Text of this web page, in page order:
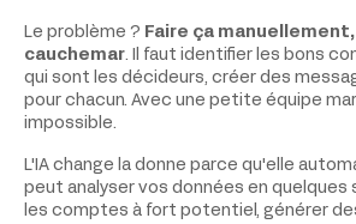
Le problème ? Faire ça
cauchemar. Il faut identifier les bons
qui sont les décideurs, créer des
pour chacun. Avec une petite équipe
impossible.
L'IA change la donne parce qu'elle
peut analyser vos données en quelques
les comptes à fort potentiel, générer